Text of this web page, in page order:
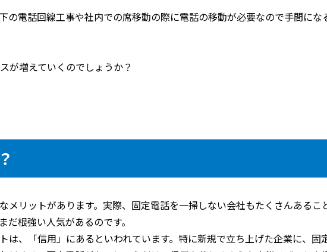
の電話回線工事や社内での席移動の際に電話の移動が必要なので手間にな
が増えていくのでしょうか？
メリットがあります。実際、固定電話を一掃しない会社もたくさんあるこ
根強い人気があるのです。
は、「信用」にあるといわれています。特に新規で立ち上げた企業に、固